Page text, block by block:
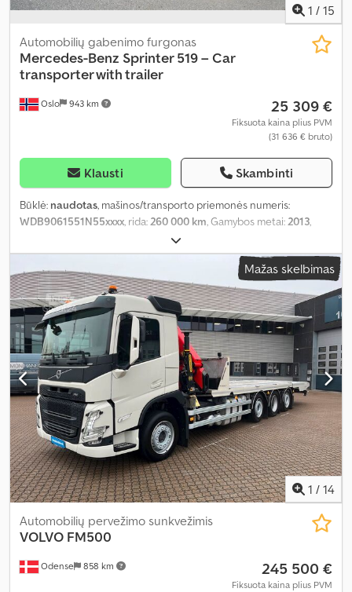
1 / 15
Oslo 943 km
Automobilių gabenimo furgonas
Mercedes-Benz Sprinter 519 – Car
transporter with trailer
25 309 €
Fiksuota kaina plius PVM
(31 636 € bruto)
Klausti Skambinti
Būklė: naudotas, mašinos/transporto priemonės numeris:
WDB9061551N55xxxx, rida:260 000 km, Gamybos metai:2013,
Mažas skelbimas
1 / 14
Odense 858 km
Automobilių pervežimo sunkvežimis
VOLVO FM500
245 500 €
Fiksuota kaina plius PVM